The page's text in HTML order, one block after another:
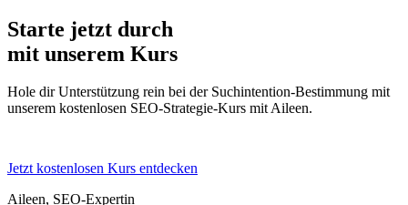
Starte jetzt durch
mit unserem Kurs
Hole dir Unterstützung rein bei der Suchintention-Bestimmung mit
unserem kostenlosen SEO-Strategie-Kurs mit Aileen.
Jetzt kostenlosen Kurs entdecken
Aileen, SEO-Expertin